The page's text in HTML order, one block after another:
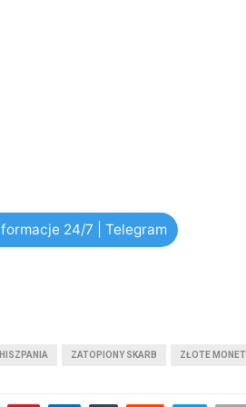
24/7 | Telegram
ZATOPIONY SKARB ZŁOTE